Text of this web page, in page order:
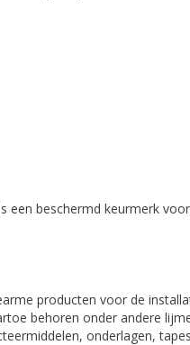
een beschermd keurmerk
producten voor de
behoren onder andere
onderlagen,